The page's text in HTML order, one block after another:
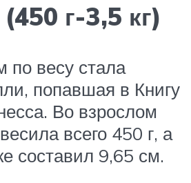
г-3,5 кг)
по весу стала
попавшая в Книгу
Во взрослом
всего 450 г, а
составил 9,65 см.